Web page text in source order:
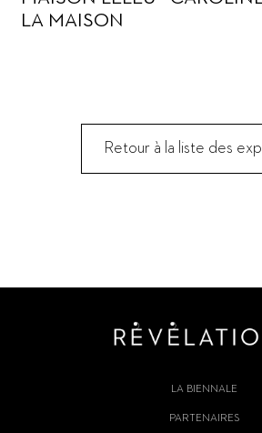
LA MAISON
Retour à la liste des
LA BIENNALE
PARTENAIRES